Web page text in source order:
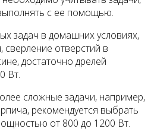
с ее помощью.
задач в домашних условиях,
сверление отверстий в
достаточно дрелей
Вт.
сложные задачи, например,
рекомендуется выбрать
от 800 до 1200 Вт.